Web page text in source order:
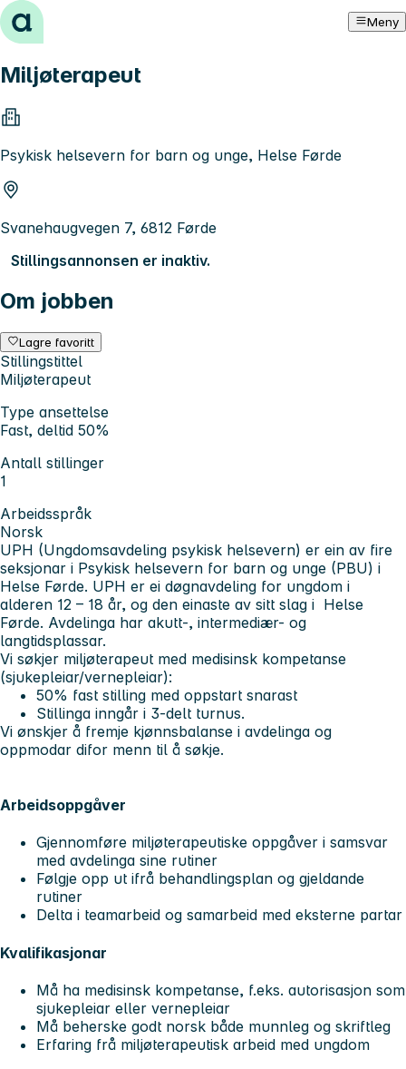
Hopp til innhold Meny
Miljøterapeut
Psykisk helsevern for barn og unge, Helse Førde
Svanehaugvegen 7, 6812 Førde
Stillingsannonsen er inaktiv.
Om jobben
Lagre favoritt
Stillingstittel
Miljøterapeut
Type ansettelse
Fast, deltid 50%
Antall stillinger
1
Arbeidsspråk
Norsk
UPH (Ungdomsavdeling psykisk helsevern) er ein av fire
seksjonar i Psykisk helsevern for barn og unge (PBU) i
Helse Førde. UPH er ei døgnavdeling for ungdom i
alderen 12 – 18 år, og den einaste av sitt slag i Helse
Førde. Avdelinga har akutt-, intermediær- og
langtidsplassar.
Vi søkjer miljøterapeut med medisinsk kompetanse
(sjukepleiar/vernepleiar):
50% fast stilling med oppstart snarast
Stillinga inngår i 3-delt turnus.
Vi ønskjer å fremje kjønnsbalanse i avdelinga og
oppmodar difor menn til å søkje.
Arbeidsoppgåver
Gjennomføre miljøterapeutiske oppgåver i samsvar
med avdelinga sine rutiner
Følgje opp ut ifrå behandlingsplan og gjeldande
rutiner
Delta i teamarbeid og samarbeid med eksterne partar
Kvalifikasjonar
Må ha medisinsk kompetanse, f.eks. autorisasjon som
sjukepleiar eller vernepleiar
Må beherske godt norsk både munnleg og skriftleg
Erfaring frå miljøterapeutisk arbeid med ungdom